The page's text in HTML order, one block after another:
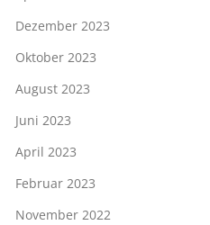
Dezember 2023
Oktober 2023
August 2023
Juni 2023
April 2023
Februar 2023
November 2022